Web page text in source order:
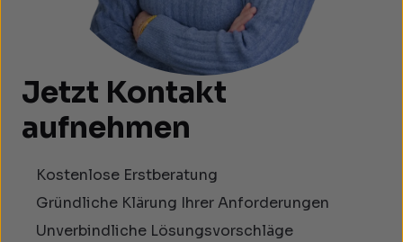
Jetzt Kontakt
aufnehmen
Kostenlose Erstberatung
Gründliche Klärung Ihrer Anforderungen
Unverbindliche Lösungsvorschläge